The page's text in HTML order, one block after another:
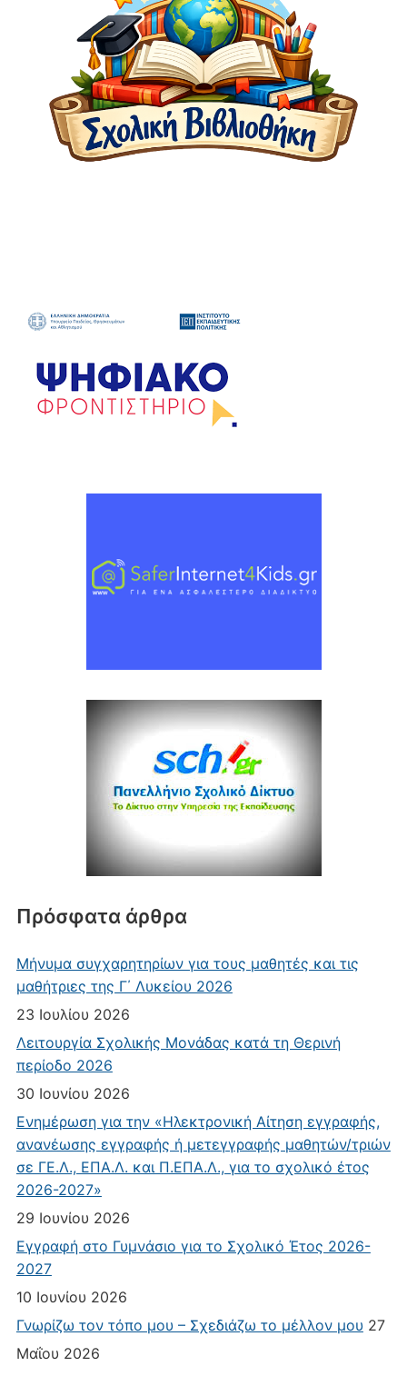
Πρόσφατα άρθρα
Μήνυμα συγχαρητηρίων για τους μαθητές και τις
μαθήτριες της Γ΄ Λυκείου 2026
23 Ιουλίου 2026
Λειτουργία Σχολικής Μονάδας κατά τη Θερινή
περίοδο 2026
30 Ιουνίου 2026
Ενημέρωση για την «Ηλεκτρονική Αίτηση εγγραφής,
ανανέωσης εγγραφής ή μετεγγραφής μαθητών/τριών
σε ΓΕ.Λ., ΕΠΑ.Λ. και Π.ΕΠΑ.Λ., για το σχολικό έτος
2026-2027»
29 Ιουνίου 2026
Εγγραφή στο Γυμνάσιο για το Σχολικό Έτος 2026-
2027
10 Ιουνίου 2026
Γνωρίζω τον τόπο μου – Σχεδιάζω το μέλλον μου 27
Μαΐου 2026